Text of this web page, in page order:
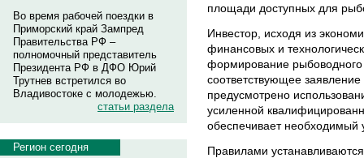
Во время рабочей поездки в
Приморский край Зампред
Правительства РФ –
полномочный представитель
Президента РФ в ДФО Юрий
Трутнев встретился во
Владивостоке с молодежью.
статьи раздела
Регион сегодня
площади доступных для
Инвестор, исходя из
финансовых и
формирование рыбоводного
соответствующее
предусмотрено
усиленной
обеспечивает необходимый
Правилами